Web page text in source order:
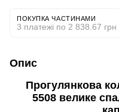
ПОКУПКА ЧАСТИНАМИ
3 платежі по 2 838.67 грн
Опис
Прогулянкова
5508 велике